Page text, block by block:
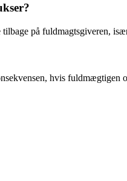
på fuldmagtsgiveren,
hvis fuldmægtigen